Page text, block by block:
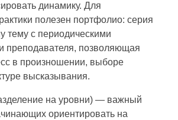
динамику. Для
полезен портфолио: серия
тему с периодическими
преподавателя, позволяющая
в произношении, выборе
высказывания.
на уровни) — важный
ориентировать на